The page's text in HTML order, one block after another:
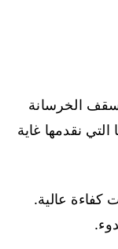
الخرسانة
التي نقدمها غاية
عالية.